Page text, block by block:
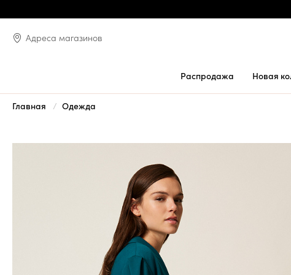
Адреса магазинов
Распродажа Новая
Главная Одежда